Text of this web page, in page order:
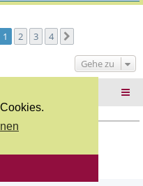
1 2 3 4
Gehe zu
durchphpBB.de